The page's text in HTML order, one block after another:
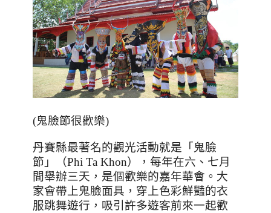
(鬼臉節很歡樂)
丹賽縣最著名的觀光活動就是「鬼臉
節」（Phi Ta Khon），每年在六、七月
間舉辦三天，是個歡樂的嘉年華會。大
家會帶上鬼臉面具，穿上色彩鮮豔的衣
服跳舞遊行，吸引許多遊客前來一起歡